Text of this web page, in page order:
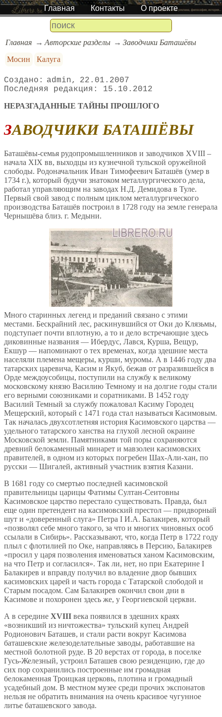
Главная Контакты О проекте
Главная Авторские разделы
Заводчики Баташёвы
Мосин
Калуга
admin
22.01.2007
15.10.2012
НЕРАЗГАДАННЫЕ ТАЙНЫ ПРОШЛОГО
ЗАВОДЧИКИ БАТАШЁВЫ
Баташёвы-семья рудопромышленников и заводчиков XVIII –
начала XIX вв, выходцы из кузнечной тульской оружейной
слободы. Родоначальник Иван Тимофеевич Баташёв (умер в
1734 г.), который будучи знатоком металлургического дела,
работал управляющим на заводах Н.Д. Демидова в Туле.
Первый свой завод с полным циклом металлургического
производства Баташёв построил в 1728 году на земле генерала
Чернышёва близ. г. Медыни.
Много старинных легенд и преданий связано с этими
местами. Бескрайний лес, раскинувшийся от Оки до Клязьмы,
подступает почти вплотную, а то и дело встречающие здесь
диковинные названия — Ибердус, Лався, Курша, Вещур,
Екшур — напоминают о тех временах, когда здешние места
населяли племена мещеры, курши, муромы. А в 1446 году два
татарских царевича, Касим и Якуб, бежав от разразившейся в
Орде междоусобицы, поступили на службу к великому
московскому князю Василию Темному и на долгие годы стали
его верными союзниками и соратниками. В 1452 году
Василий Темный за службу пожаловал Касиму Городец
Мещерский, который с 1471 года стал называться Касимовым.
Так началась двухсотлетняя история Касимовского царства —
удельного татарского ханства на глухой лесной окраине
Московской земли. Памятниками той поры сохраняются
древний белокаменный минарет и мавзолеи касимовских
правителей, в одном из которых погребен Шах-Али-хан, по
русски — Шигалей, активный участник взятия Казани.
В 1681 году со смертью последней касимовской
правительницы царицы Фатимы Султан-Сеитовны
Касимовское царство перестало существовать. Правда, был
еще один претендент на касимовский престол — придворный
шут и «доверенный слуга» Петра I И.А. Балакирев, который
«позволял себе много такого, за что и многих чиновных особ
ссылали в Сибирь». Рассказывают, что, когда Петр в 1722 году
плыл с флотилией по Оке, направляясь в Персию, Балакирев
«просил у царя позволения именоваться ханом Касимовским,
на что Петр и согласился». Так ли, нет, но при Екатерине I
Балакирев и вправду получил во владение двор бывших
касимовских царей и часть города с Татарской слободой и
Старым посадом. Сам Балакирев окончил свои дни в
Касимове и похоронен здесь же, у Георгиевской церкви.
А в середине XVIII века появился в здешних краях
«возникший из ничтожества» тульский купец Андрей
Родионович Баташев, и стали расти вокруг Касимова
баташевские железоделательные заводы, работавшие на
местной болотной руде. В 20 верстах от города, в поселке
Гусь-Железный, устроил Баташев свою резиденцию, где до
сих пор сохранились построенные им громадная
белокаменная Троицкая церковь, плотина и громадный
усадебный дом. В местном музее среди прочих экспонатов
нельзя не обратить внимания на очень красивое чугунное
литье баташевского завода.